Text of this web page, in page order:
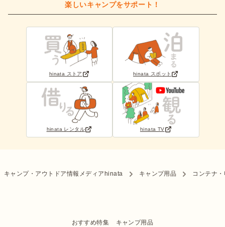
楽しいキャンプをサポート！
hinata ストア hinata スポット
hinata レンタル hinata TV
キャンプ・アウトドア情報メディアhinata キャンプ用品 コンテナ
おすすめ特集
キャンプ用品